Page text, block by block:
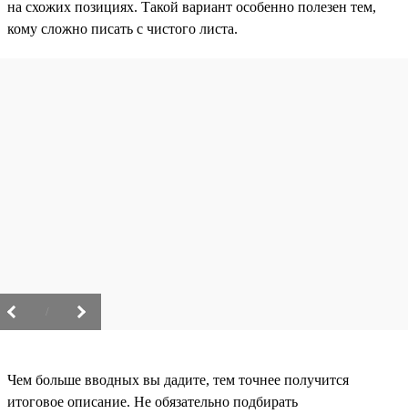
на схожих позициях. Такой вариант особенно полезен тем,
кому сложно писать с чистого листа.
Чем больше вводных вы дадите, тем точнее получится
итоговое описание. Не обязательно подбирать